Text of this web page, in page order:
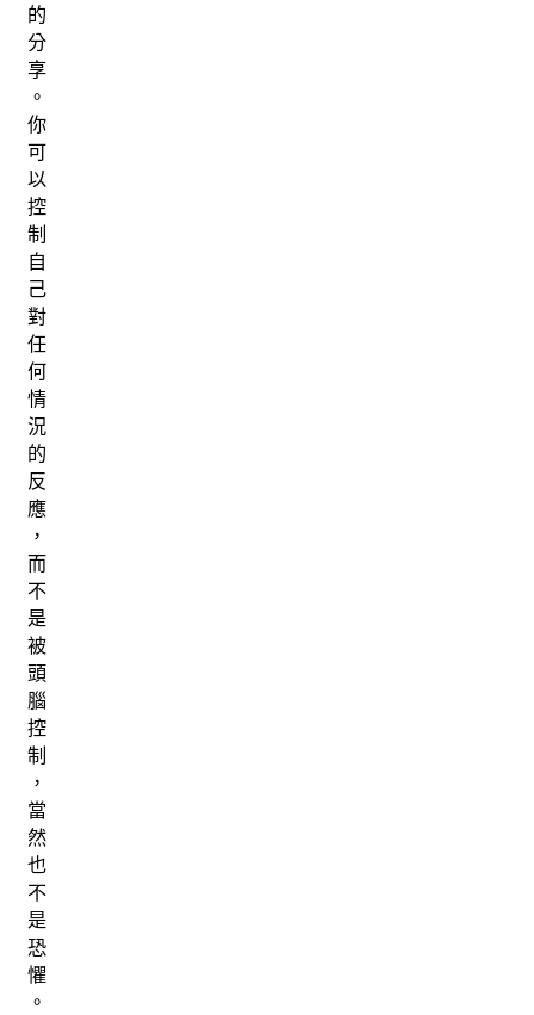
的
分
享
。
你
可
以
控
制
自
己
對
任
何
情
況
的
反
應
，
而
不
是
被
頭
腦
控
制
，
當
然
也
不
是
恐
懼
。